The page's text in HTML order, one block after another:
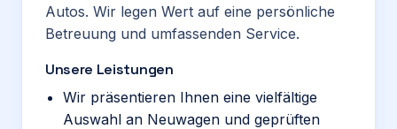
Autos. Wir legen Wert auf eine persönliche
Betreuung und umfassenden Service.
Unsere Leistungen
Wir präsentieren Ihnen eine vielfältige
Auswahl an Neuwagen und geprüften